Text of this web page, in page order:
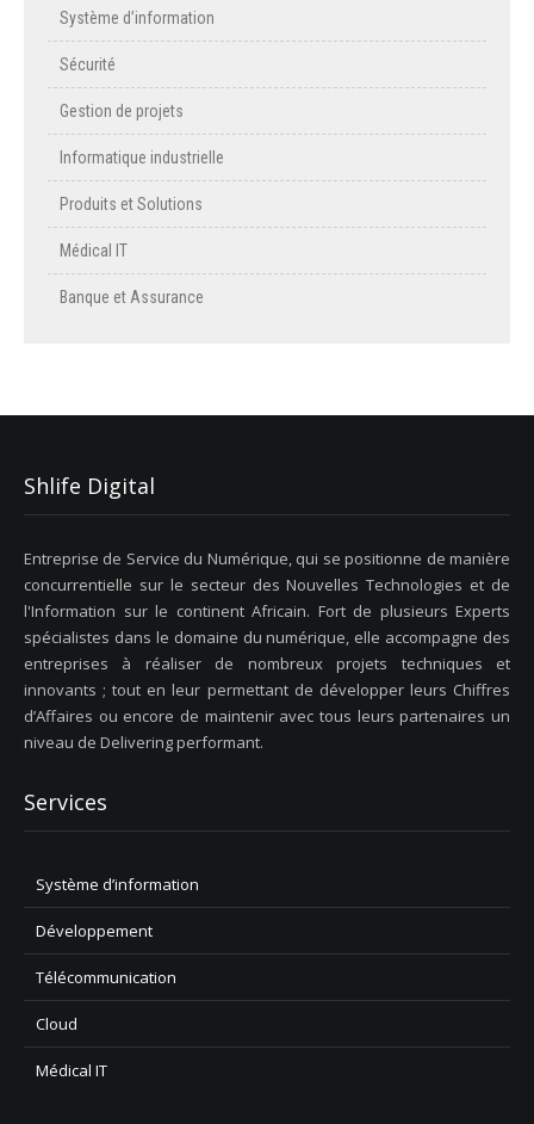
Système d’information
Sécurité
Gestion de projets
Informatique industrielle
Produits et Solutions
Médical IT
Banque et Assurance
Shlife Digital
Entreprise de Service du Numérique, qui se positionne de manière
concurrentielle sur le secteur des Nouvelles Technologies et de
l'Information sur le continent Africain. Fort de plusieurs Experts
spécialistes dans le domaine du numérique, elle accompagne des
entreprises à réaliser de nombreux projets techniques et
innovants ; tout en leur permettant de développer leurs Chiffres
d’Affaires ou encore de maintenir avec tous leurs partenaires un
niveau de Delivering performant.
Services
Système d’information
Développement
Télécommunication
Cloud
Médical IT